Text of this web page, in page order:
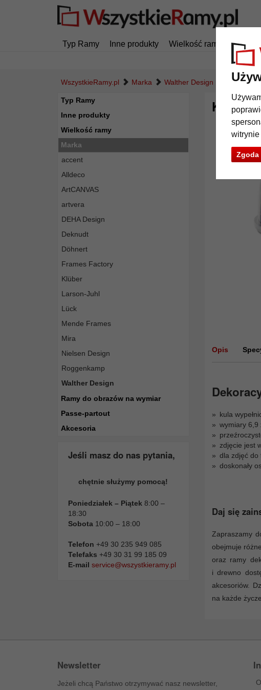
witrynie
Zgoda
Typ Ramy Inne produkty Wielkość ramy Marka
WszystkieRamy.pl Marka Walther Design Kula ze
Typ Ramy
Inne produkty
Wielkość ramy
Marka
accent
Alldeco
ArtCANVAS
artvera
DEHA Design
Deknudt
Döhnert
Frames Factory
Klüber
Larson-Juhl
Lück
Mende Frames
Mira
Nielsen Design
Roggenkamp
Walther Design
Ramy do obrazów na wymiar
Passe-partout
Akcesoria
Jeśli masz do nas pytania,
chętnie służymy pomocą!
Poniedziałek – Piątek 8:00 –
18:30
Sobota 10:00 – 18:00
Telefon +49 30 235 949 085
Telefaks +49 30 31 99 185 09
E-mail service@wszystkieramy.pl
Kula ze
Opis
kula
wymiary 6,9
zdjęcie jest
dla zdjęć do
doskonały
Daj się
Zapraszamy
obejmuje
oraz ramy
i drewno
akcesoriów.
na każde
Newsletter
Jeżeli chcą Państwo otrzymywać nasz newsletter,